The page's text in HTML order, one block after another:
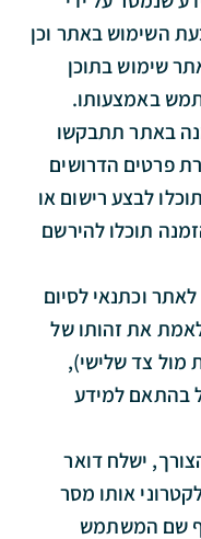
השימוש באתר וכן
שימוש בתוכן
באמצעותו.
באתר תתבקשו
פרטים הדרושים
לבצע רישום או
תוכלו להירשם
וכתנאי לסיום
את זהותו של
מול צד שלישי),
בהתאם למידע
ישלח דואר
אותו מסר
שם המשתמש